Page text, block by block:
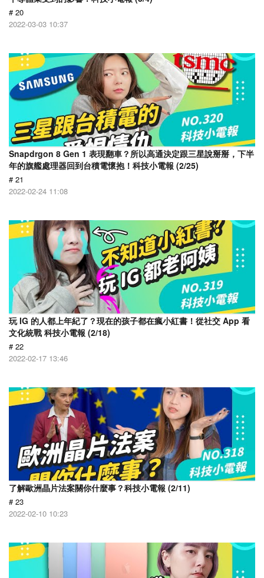
# 20
2022-03-03 10:37
Snapdrgon 8 Gen 1 表現翻車？所以高通決定跟三星說掰掰，下半
年的旗艦處理器回到台積電懷抱！科技小電報 (2/25)
# 21
2022-02-24 11:08
玩 IG 的人都上年紀了？現在的孩子都在瘋小紅書！從社交 App 看
文化統戰 科技小電報 (2/18)
# 22
2022-02-17 13:46
了解歐洲晶片法案關你什麼事？科技小電報 (2/11)
# 23
2022-02-10 10:23